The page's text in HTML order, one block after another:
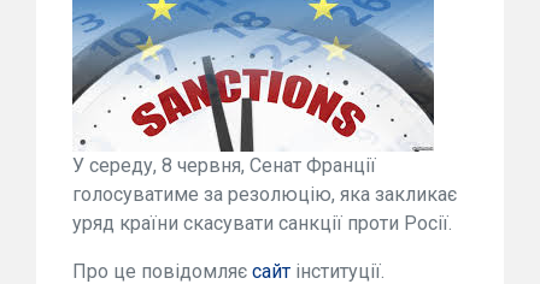
У середу, 8 червня, Сенат Франції
голосуватиме за резолюцію, яка закликає
уряд країни скасувати санкції проти Росії.
Про це повідомляє сайт інституції.